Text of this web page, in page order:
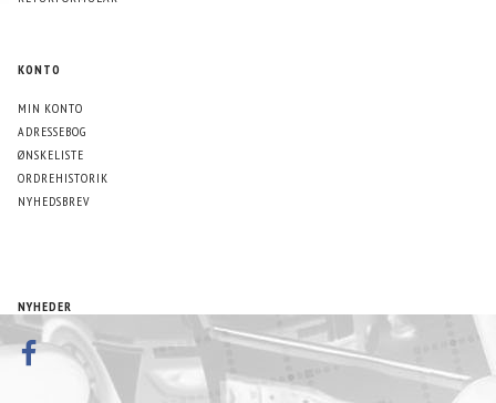
KONTO
MIN KONTO
ADRESSEBOG
ØNSKELISTE
ORDREHISTORIK
NYHEDSBREV
NYHEDER